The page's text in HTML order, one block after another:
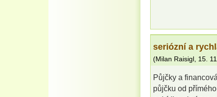
seriózní a
(Milan Raisigl 15.
Půjčky a
půjčku od